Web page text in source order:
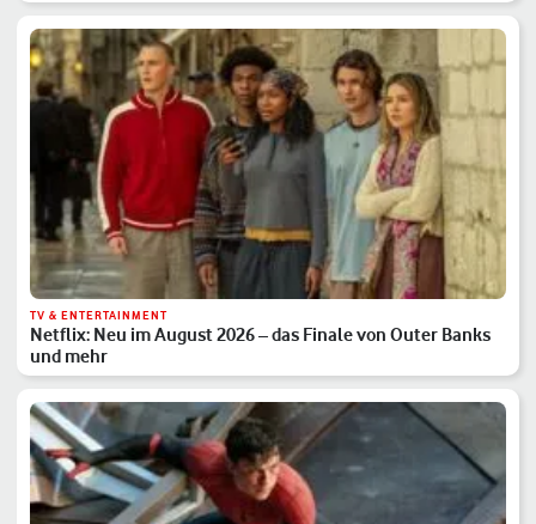
TV & ENTERTAINMENT
Netflix: Neu im August 2026 – das Finale von Outer Banks
und mehr